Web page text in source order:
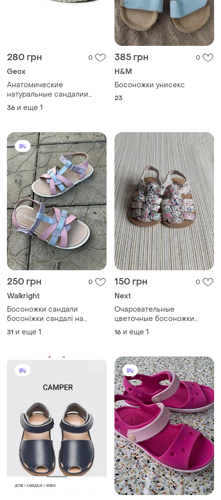
280 грн 0
Geox
Анатомические
натуральные сандалии
босоножки geox, размер
36 и еще 1
385 грн 0
H&M
Босоножки унисекс
23
250 грн 0
Walkright
Босоножки сандали
босоніжки сандалі на
девочку walkright 31-32p
31 и еще 1
150 грн 0
Next
Очаровательные
цветочные босоножки
сандалии next для девочки,
размер 3-6 мес
16 и еще 1